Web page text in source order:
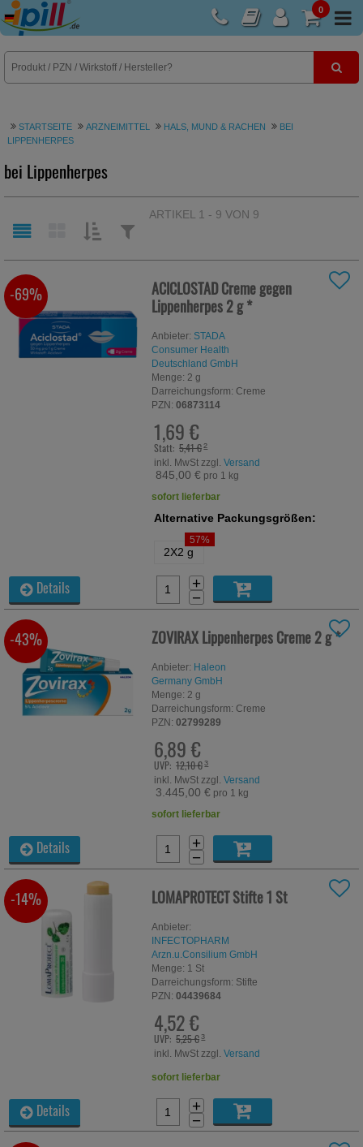
0
E-Rezept
STARTSEITE ARZNEIMITTEL HALS, MUND & RACHEN
BEI
LIPPENHERPES
bei Lippenherpes
SORTIEREN
FILTERN
ARTIKEL 1 - 9 VON 9
ACICLOSTAD Creme gegen
Lippenherpes2 g*
Anbieter: STADA
Consumer Health
Deutschland GmbH
Menge: 2 g
Darreichungsform: Creme
PZN: 06873114
1,69 €
Statt: 5,41 €²
inkl. MwSt zzgl.Versand
845,00 € pro 1 kg
-69%
sofort lieferbar
Alternative Packungsgrößen:
2X2 g
57%
+
−
Details
ZOVIRAX Lippenherpes Creme2 g*
Anbieter: Haleon
Germany GmbH
Menge: 2 g
Darreichungsform: Creme
PZN: 02799289
6,89 €
UVP: 12,10 €³
inkl. MwSt zzgl.Versand
3.445,00 € pro 1 kg
-43%
sofort lieferbar
+
−
Details
LOMAPROTECT Stifte1 St
Anbieter:
INFECTOPHARM
Arzn.u.Consilium GmbH
Menge: 1 St
Darreichungsform: Stifte
PZN: 04439684
4,52 €
UVP: 5,25 €³
inkl. MwSt zzgl.Versand
-14%
sofort lieferbar
+
−
Details